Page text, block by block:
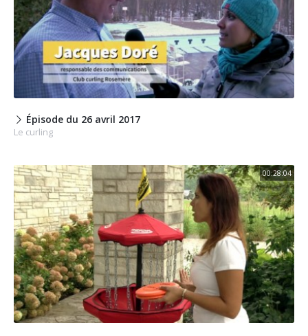
Épisode du 26 avril 2017
Le curling
00:28:04